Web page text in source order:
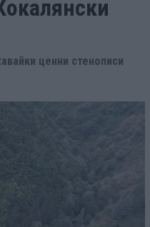
ценни стенописи